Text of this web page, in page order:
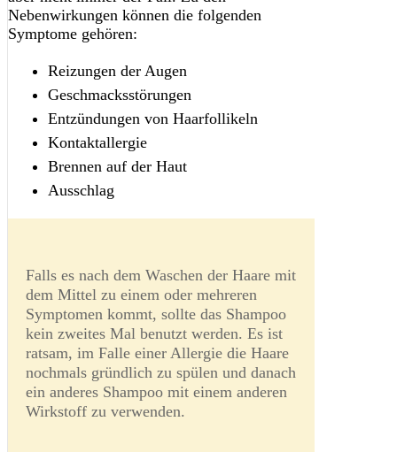
Nebenwirkungen können die folgenden
Symptome gehören:
Reizungen der Augen
Geschmacksstörungen
Entzündungen von Haarfollikeln
Kontaktallergie
Brennen auf der Haut
Ausschlag
Falls es nach dem Waschen der Haare mit
dem Mittel zu einem oder mehreren
Symptomen kommt, sollte das Shampoo
kein zweites Mal benutzt werden. Es ist
ratsam, im Falle einer Allergie die Haare
nochmals gründlich zu spülen und danach
ein anderes Shampoo mit einem anderen
Wirkstoff zu verwenden.